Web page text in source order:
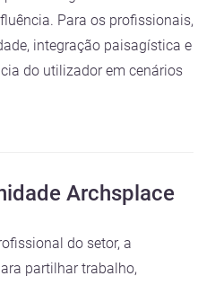
Para os profissionais,
integração paisagística e
do utilizador em cenários
Archsplace
do setor, a
partilhar trabalho,